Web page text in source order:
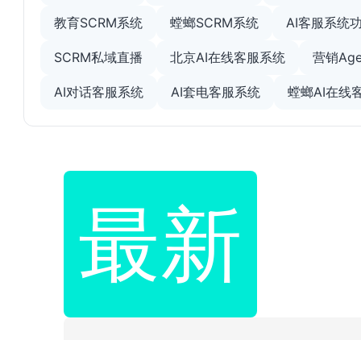
最新
教育SCRM系统 螳螂SCRM系统 AI客服系统
SCRM私域直播 北京AI在线客服系统 营销
AI对话客服系统 AI套电客服系统 螳螂AI在线